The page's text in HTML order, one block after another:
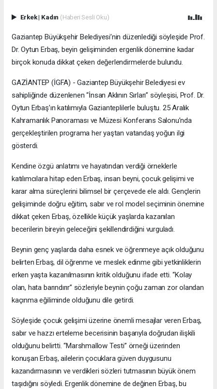
Erkek| Kadın (Haberi Sesli Oku)
Gaziantep Büyükşehir Belediyesi’nin düzenlediği söyleşide Prof.
Dr. Oytun Erbaş, beyin gelişiminden ergenlik dönemine kadar
birçok konuda dikkat çeken değerlendirmelerde bulundu.
GAZİANTEP (İGFA) - Gaziantep Büyükşehir Belediyesi ev
sahipliğinde düzenlenen “İnsan Aklının Sırları” söyleşisi, Prof. Dr.
Oytun Erbaş’ın katılımıyla Gazianteplilerle buluştu. 25 Aralık
Kahramanlık Panoraması ve Müzesi Konferans Salonu’nda
gerçekleştirilen programa her yaştan vatandaş yoğun ilgi
gösterdi.
Kendine özgü anlatımı ve hayatından verdiği örneklerle
katılımcılara hitap eden Erbaş, insan beyni, çocuk gelişimi ve
karar alma süreçlerini bilimsel bir çerçevede ele aldı. Gençlerin
gelişiminde doğru eğitim, sabır ve rol model seçiminin önemine
dikkat çeken Erbaş, özellikle küçük yaşlarda kazanılan
becerilerin bireyin geleceğini şekillendirdiğini vurguladı.
Beynin genç yaşlarda daha esnek ve öğrenmeye açık olduğunu
belirten Erbaş, dil öğrenme ve meslek edinme gibi yetkinliklerin
erken yaşta kazanılmasının kritik olduğunu ifade etti. “Kolay
olan, hata barındırır” sözleriyle beynin çoğu zaman zor olandan
kaçınma eğiliminde olduğunu dile getirdi.
Söyleşide çocuk gelişimi üzerine önemli mesajlar veren Erbaş,
sabır ve hazzı erteleme becerisinin başarıyla doğrudan ilişkili
olduğunu belirtti. “Marshmallow Testi” örneği üzerinden
konuşan Erbaş, ailelerin çocuklara güven duygusunu
kazandırmasının ve verdikleri sözleri tutmasının büyük önem
taşıdığını söyledi. Ergenlik dönemine de değinen Erbaş, bu